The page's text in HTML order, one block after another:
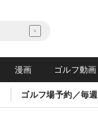
漫画 ゴルフ動画
ゴルフ場予約／毎